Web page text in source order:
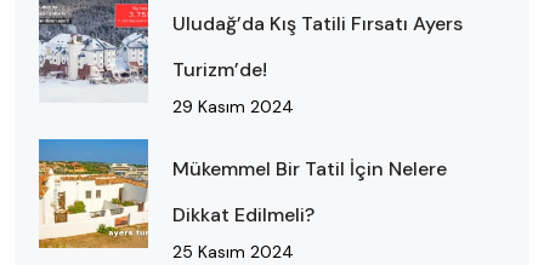
Uludağ’da Kış Tatili Fırsatı Ayers
Turizm’de!
29 Kasım 2024
Mükemmel Bir Tatil İçin Nelere
Dikkat Edilmeli?
25 Kasım 2024